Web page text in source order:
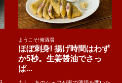
ようこそ!俺酒場
ほぼ刺身! 揚げ時間はわず
か5秒。生姜醤油でさっ
ぱ...